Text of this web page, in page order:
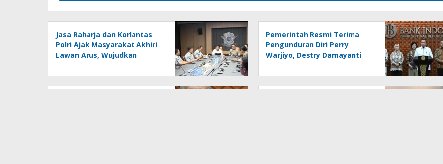
Jasa Raharja dan Korlantas
Polri Ajak Masyarakat Akhiri
Lawan Arus, Wujudkan
Lintas
Pemerintah Resmi Terima
Pengunduran Diri Perry
Warjiyo, Destry Damayanti
Sementara